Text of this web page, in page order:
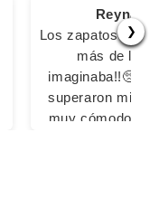
❯
Reyna
Los zapatos son
más de lo
imaginaba!!🥺🥺
superaron mis
muy cómodos